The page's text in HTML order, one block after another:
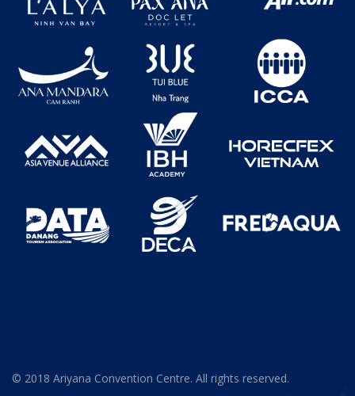
© 2018 Ariyana Convention Centre. All rights reserved.